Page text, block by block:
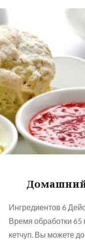
Домашний
Ингредиентов 6
Время обработки
кетчуп. Вы можете